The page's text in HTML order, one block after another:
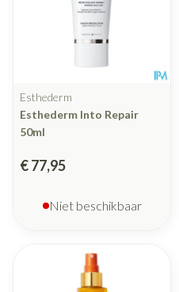
Esthederm
Esthederm Into Repair
50ml
€ 77,95
Niet beschikbaar